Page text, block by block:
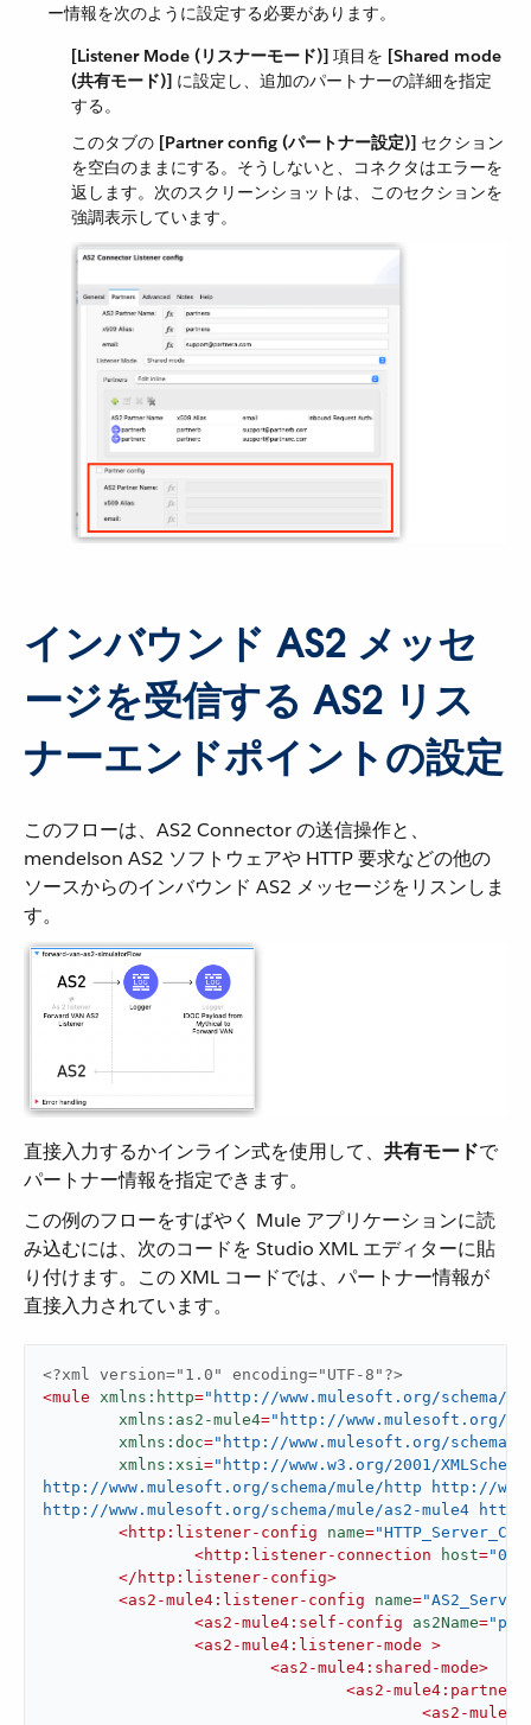
ー情報を次のように設定する必要があります。
[Listener Mode (リスナーモード)] ​ 項目を ​ [Shared mode
(共有モード)] ​ に設定し、追加のパートナーの詳細を指定
する。
このタブの ​ [Partner config (パートナー設定)] ​ セクション
を空白のままにする。そうしないと、コネクタはエラーを
返します。次のスクリーンショットは、このセクションを
強調表示しています。
インバウンド AS2 メッセ
ージを受信する AS2 リス
ナーエンドポイントの設定
このフローは、AS2 Connector の送信操作と、
mendelson AS2 ソフトウェアや HTTP 要求などの他の
ソースからのインバウンド AS2 メッセージをリスンしま
す。
直接入力するかインライン式を使用して、​ 共有モード​で
パートナー情報を指定できます。
この例のフローをすばやく Mule アプリケーションに読
み込むには、次のコードを Studio XML エディターに貼
り付けます。この XML コードでは、パートナー情報が
直接入力されています。
<?xml version="1.0" encoding="UTF-8"?>
<mule xmlns:http="http://www.mulesoft.org/schema/
xmlns:as2-mule4="http://www.mulesoft.org/
xmlns:doc="http://www.mulesoft.org/schema/
xmlns:xsi="http://www.w3.org/2001/
http://www.mulesoft.org/schema/mule/http http://
http://www.mulesoft.org/schema/mule/as2-mule4
<http:listener-config name=
<http:listener-connection host=
</ http:listener-config>
<as2-mule4:listener-config name=
<as2-mule4:self-config as2Name=
<as2-mule4:listener-mode >
<as2-mule4:shared-mode>
<as2-
<as2-